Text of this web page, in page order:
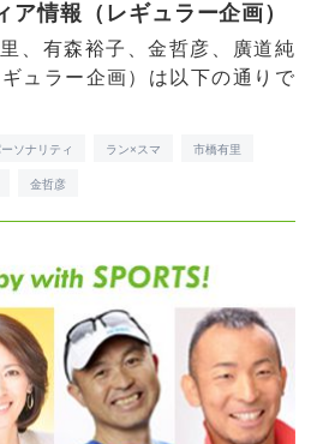
情報（レギュラー企画）
、有森裕子、金哲彦、廣道純
ュラー企画）は以下の通りで
ソナリティ ラン×スマ 市橋有里
金哲彦